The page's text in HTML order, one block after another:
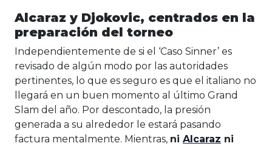
Alcaraz y Djokovic, centrados en la
preparación del torneo
Independientemente de si el ‘Caso Sinner’ es
revisado de algún modo por las autoridades
pertinentes, lo que es seguro es que el italiano no
llegará en un buen momento al último Grand
Slam del año. Por descontado, la presión
generada a su alrededor le estará pasando
factura mentalmente. Mientras, ni Alcaraz ni